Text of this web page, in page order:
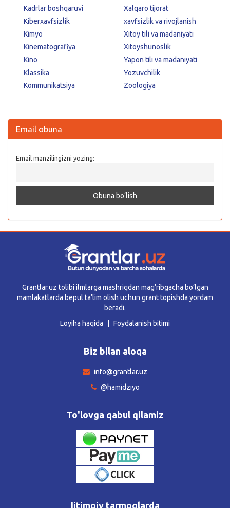
Kadrlar boshqaruvi
Kiberxavfsizlik
Kimyo
Kinematografiya
Kino
Klassika
Kommunikatsiya
Xalqaro tijorat
xavfsizlik va rivojlanish
Xitoy tili va madaniyati
Xitoyshunoslik
Yapon tili va madaniyati
Yozuvchilik
Zoologiya
Email obuna
Email manzilingizni yozing:
Grantlar.uz tolibi ilmlarga mashriqdan mag’ribgacha bo’lgan
mamlakatlarda bepul ta’lim olish uchun grant topishda yordam
beradi.
Loyiha haqida
Foydalanish bitimi
Biz bilan aloqa
info@grantlar.uz
@hamidziyo
To'lovga qabul qilamiz
Ijtimoiy tarmoqlarda